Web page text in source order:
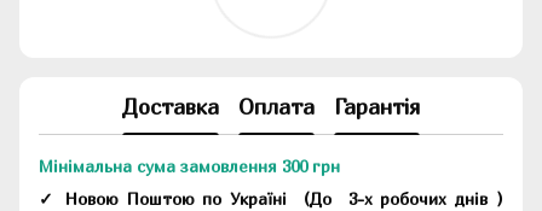
Доставка Оплата Гарантія
Мінімальна сума замовлення 300 грн
✓ Новою Поштою по Україні (До 3-х робочих днів )